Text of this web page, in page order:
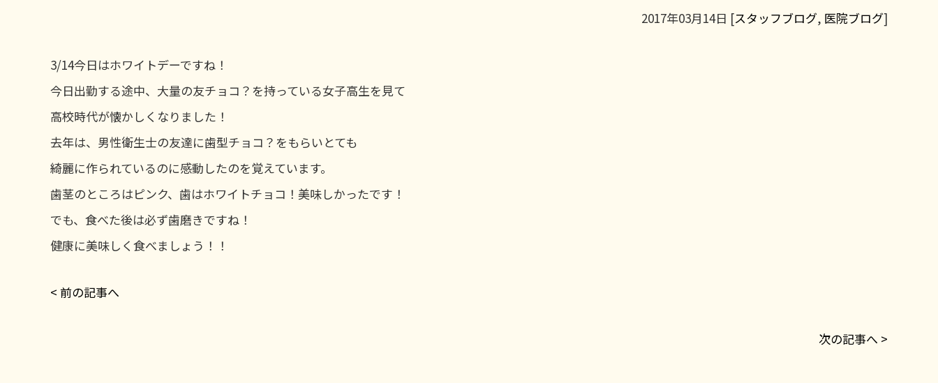
2017年03月14日 [スタッフブログ, 医院ブログ]
3/14今日はホワイトデーですね！
今日出勤する途中、大量の友チョコ？を持っている女子高生を見て
高校時代が懐かしくなりました！
去年は、男性衛生士の友達に歯型チョコ？をもらいとても
綺麗に作られているのに感動したのを覚えています。
歯茎のところはピンク、歯はホワイトチョコ！美味しかったです！
でも、食べた後は必ず歯磨きですね！
健康に美味しく食べましょう！！
< 前の記事へ
次の記事へ >